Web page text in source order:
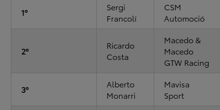
1º
Sergi
Francolí
CSM
Automoció
2º
Ricardo
Costa
Macedo &
Macedo
GTW Racing
3º
Alberto
Monarri
Mavisa
Sport